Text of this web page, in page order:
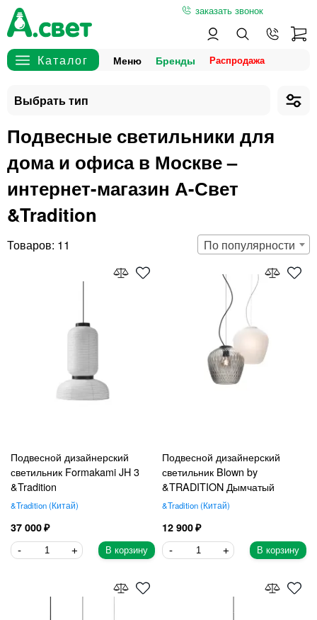
заказать звонок
Меню Бренды
Подвесные светильники для
дома и офиса в Москве –
интернет-магазин А-Свет
&Tradition
11 По популярности
Подвесной дизайнерский
светильник Formakami JH 3
&Tradition
&Tradition Китай
37 000
В корзину
Подвесной дизайнерский
светильник Blown by
&TRADITION Дымчатый
&Tradition Китай
12 900
В корзину